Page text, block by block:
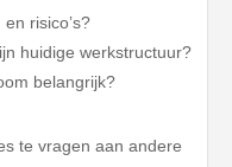
risico’s?
huidige werkstructuur?
belangrijk?
te vragen aan andere